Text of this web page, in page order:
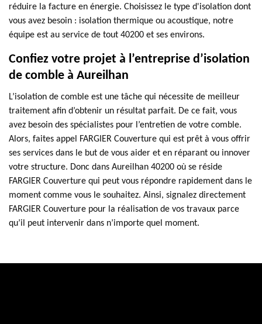
réduire la facture en énergie. Choisissez le type d'isolation dont
vous avez besoin : isolation thermique ou acoustique, notre
équipe est au service de tout 40200 et ses environs.
Confiez votre projet à l’entreprise d’isolation
de comble à Aureilhan
L’isolation de comble est une tâche qui nécessite de meilleur
traitement afin d’obtenir un résultat parfait. De ce fait, vous
avez besoin des spécialistes pour l’entretien de votre comble.
Alors, faites appel FARGIER Couverture qui est prêt à vous offrir
ses services dans le but de vous aider et en réparant ou innover
votre structure. Donc dans Aureilhan 40200 où se réside
FARGIER Couverture qui peut vous répondre rapidement dans le
moment comme vous le souhaitez. Ainsi, signalez directement
FARGIER Couverture pour la réalisation de vos travaux parce
qu’il peut intervenir dans n’importe quel moment.